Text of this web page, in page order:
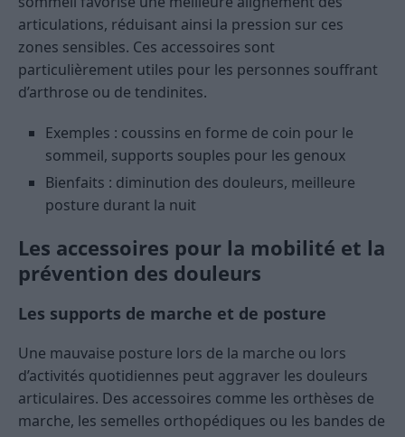
articulations, réduisant ainsi la pression sur ces
zones sensibles. Ces accessoires sont
particulièrement utiles pour les personnes souffrant
d’arthrose ou de tendinites.
Exemples : coussins en forme de coin pour le
sommeil, supports souples pour les genoux
Bienfaits : diminution des douleurs, meilleure
posture durant la nuit
Les accessoires pour la mobilité et la
prévention des douleurs
Les supports de marche et de posture
Une mauvaise posture lors de la marche ou lors
d’activités quotidiennes peut aggraver les douleurs
articulaires. Des accessoires comme les orthèses de
marche, les semelles orthopédiques ou les bandes de